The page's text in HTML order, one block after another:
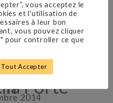
2015 dans la
un second rôle
Charrier
2014
vous acceptez le
et l'utilisation de
à leur bon
vous pouvez cliquer
pour controller ce que
Tout Accepter